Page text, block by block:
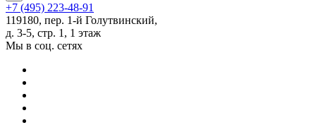
+7 (495) 223-48-91
119180, пер. 1-й Голутвинский,
д. 3-5, стр. 1, 1 этаж
Мы в соц. сетях